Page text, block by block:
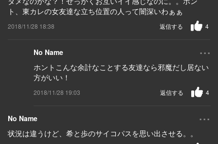
ト、東カレの女友達な立ち位置の人って闇深いわぁぁ
2018/11/28 18:38 4
返信する
No Name ...
ホントこんな余計なことする友達なら邪魔だし居ない
方がいい！
2018/11/28 19:03 4
返信する
No Name ...
状況は違うけど、希と歩のサイコパスを思い出させる。。